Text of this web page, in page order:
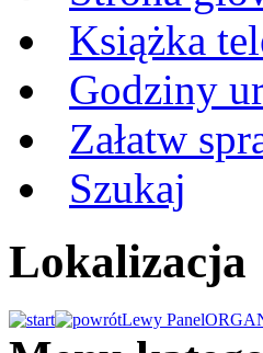
Książka
Godziny
Załatw
Szukaj
Lokalizacja
Lewy Panel